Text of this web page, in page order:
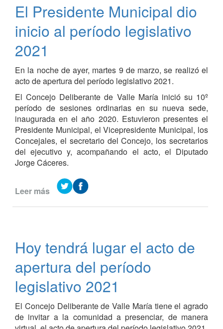
del
24
de
El Presidente Municipal dio
inicio al período legislativo
2021
En la noche de ayer, martes 9 de marzo, se realizó el
acto de apertura del período legislativo 2021.
El Concejo Deliberante de Valle María inició su 10º
período de sesiones ordinarias en su nueva sede,
inaugurada en el año 2020. Estuvieron presentes el
Presidente Municipal, el Vicepresidente Municipal, los
Concejales, el secretario del Concejo, los secretarios
del ejecutivo y, acompañando el acto, el Diputado
Jorge Cáceres.
Leer más de
inicio
al
período
2021
Hoy tendrá lugar el acto de
apertura del período
legislativo 2021
El Concejo Deliberante de Valle María tiene el agrado
de invitar a la comunidad a presenciar, de manera